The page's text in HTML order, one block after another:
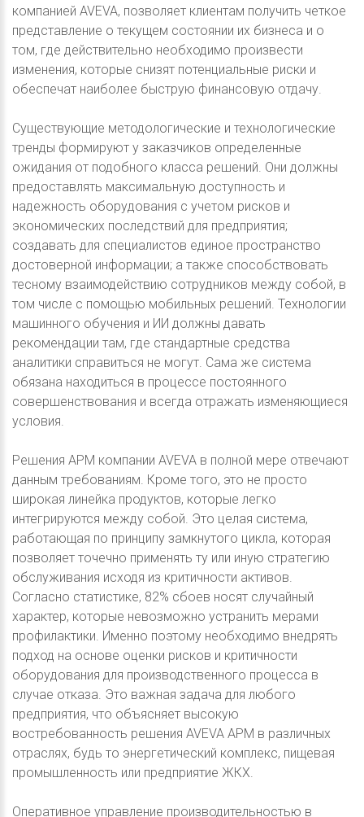
компанией AVEVA, позволяет клиентам получить четкое
представление о текущем состоянии их бизнеса и о
том, где действительно необходимо произвести
изменения, которые снизят потенциальные риски и
обеспечат наиболее быструю финансовую отдачу.
Существующие методологические и технологические
тренды формируют у заказчиков определенные
ожидания от подобного класса решений. Они должны
предоставлять максимальную доступность и
надежность оборудования с учетом рисков и
экономических последствий для предприятия;
создавать для специалистов единое пространство
достоверной информации; а также способствовать
тесному взаимодействию сотрудников между собой, в
том числе с помощью мобильных решений. Технологии
машинного обучения и ИИ должны давать
рекомендации там, где стандартные средства
аналитики справиться не могут. Сама же система
обязана находиться в процессе постоянного
совершенствования и всегда отражать изменяющиеся
условия.
Решения APM компании AVEVA в полной мере отвечают
данным требованиям. Кроме того, это не просто
широкая линейка продуктов, которые легко
интегрируются между собой. Это целая система,
работающая по принципу замкнутого цикла, которая
позволяет точечно применять ту или иную стратегию
обслуживания исходя из критичности активов.
Согласно статистике, 82% сбоев носят случайный
характер, которые невозможно устранить мерами
профилактики. Именно поэтому необходимо внедрять
подход на основе оценки рисков и критичности
оборудования для производственного процесса в
случае отказа. Это важная задача для любого
предприятия, что объясняет высокую
востребованность решения AVEVA APM в различных
отраслях, будь то энергетический комплекс, пищевая
промышленность или предприятие ЖКХ.
Оперативное управление производительностью в